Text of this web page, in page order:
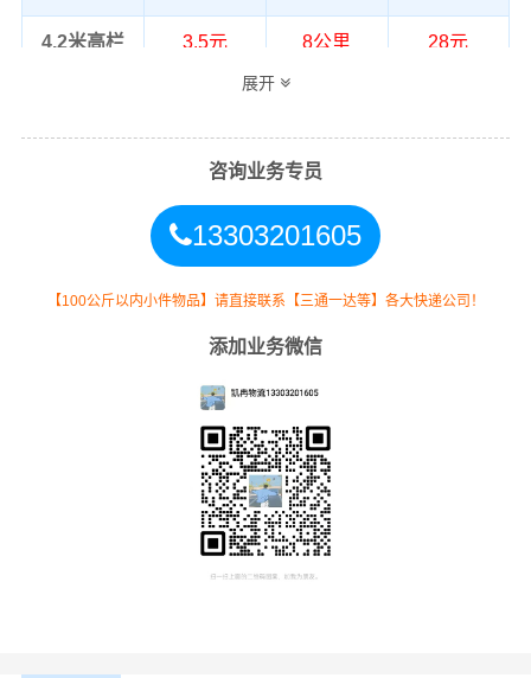
4.2米高栏 3.5元 8公里 28元
8.5元 8公里
整车运输价格计算方式通常是按单价×公
里，以上报价为市场透明价，仅供参
展开
咨询业务专员
13303201605
【100公斤以内小件物品】请直接联系【三通一达等】各大快递公司！
添加业务微信